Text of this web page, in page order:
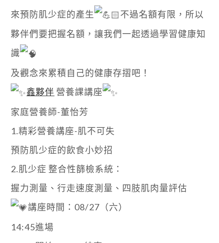
來預防肌少症的產生
不過名額有限，所以
夥伴們要把握名額，讓我們一起透過學習健康知
識
及觀念來累積自己的健康存摺吧！
鑫夥伴 營養課講座
家庭營養師-董怡芳
1.精彩營養講座-肌不可失
預防肌少症的飲食小妙招
2.肌少症 整合性篩檢系統：
握力測量、行走速度測量、四肢肌肉量評估
講座時間：08/27（六）
14:45進場